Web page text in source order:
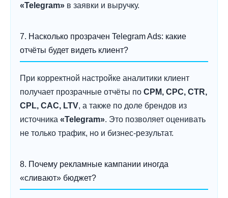
«Telegram» в заявки и выручку.
7. Насколько прозрачен Telegram Ads: какие
отчёты будет видеть клиент?
При корректной настройке аналитики клиент
получает прозрачные отчёты по CPM, CPC, CTR,
CPL, CAC, LTV, а также по доле брендов из
источника «Telegram». Это позволяет оценивать
не только трафик, но и бизнес-результат.
8. Почему рекламные кампании иногда
«сливают» бюджет?